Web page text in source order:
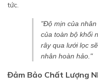
tức.
"Độ mịn của
của toàn bộ khối
rây qua lưới lọc
nhân hoàn hảo."
Đảm Bảo Chất Lượng